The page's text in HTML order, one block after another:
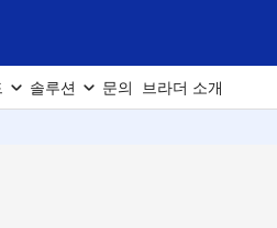
솔루션 문의 브라더 소개